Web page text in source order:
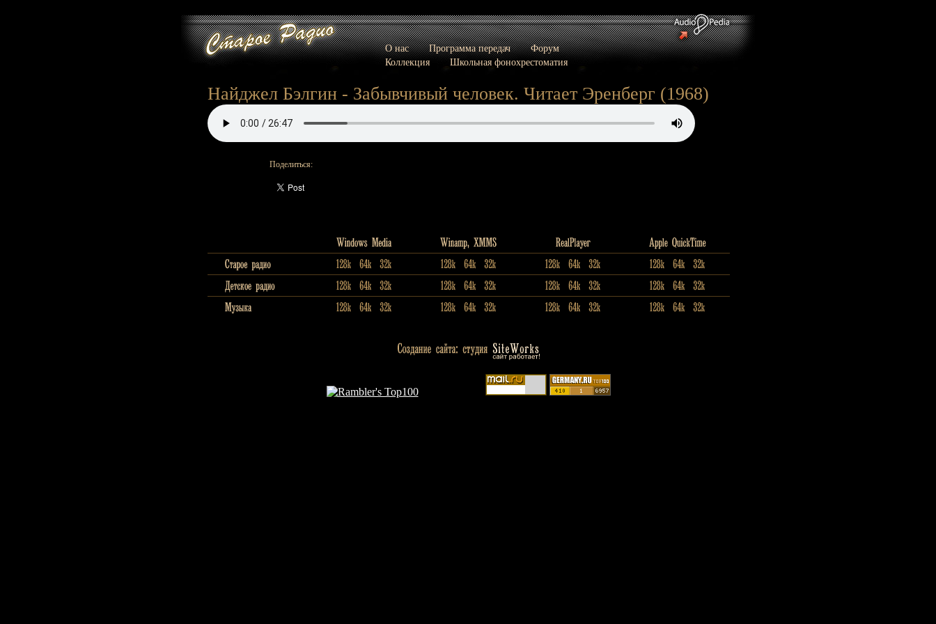
О нас Программа передач
Форум
Коллекция
Школьная фонохрестоматия
Найджел Бэлгин - Забывчивый человек. Читает Эренберг (1968)
Поделиться: